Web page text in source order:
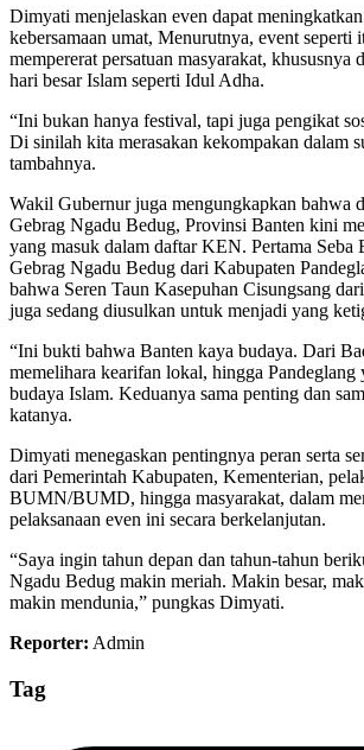
Dimyati menjelaskan even dapat
kebersamaan umat, Menurutnya, event seperti
mempererat persatuan masyarakat, khususnya
hari besar Islam seperti Idul Adha.
“Ini bukan hanya festival, tapi juga pengikat
Di sinilah kita merasakan kekompakan dalam
tambahnya.
Wakil Gubernur juga mengungkapkan bahwa
Gebrag Ngadu Bedug, Provinsi Banten kini
yang masuk dalam daftar KEN. Pertama Seba
Gebrag Ngadu Bedug dari Kabupaten
bahwa Seren Taun Kasepuhan Cisungsang
juga sedang diusulkan untuk menjadi yang
“Ini bukti bahwa Banten kaya budaya. Dari
memelihara kearifan lokal, hingga Pandeglang
budaya Islam. Keduanya sama penting dan
katanya.
Dimyati menegaskan pentingnya peran serta
dari Pemerintah Kabupaten, Kementerian,
BUMN/BUMD, hingga masyarakat, dalam
pelaksanaan even ini secara berkelanjutan.
“Saya ingin tahun depan dan tahun-tahun
Ngadu Bedug makin meriah. Makin besar,
makin mendunia,” pungkas Dimyati.
Reporter: Admin
Tag